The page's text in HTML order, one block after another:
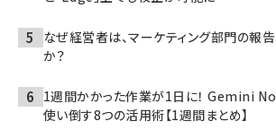
なぜ経営者は、マーケティング部門の報
か？
1週間かかった作業が1日に！ Gemini
使い倒す8つの活用術【1週間まとめ】